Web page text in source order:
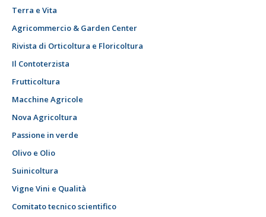
Terra e Vita
Agricommercio & Garden Center
Rivista di Orticoltura e Floricoltura
Il Contoterzista
Frutticoltura
Macchine Agricole
Nova Agricoltura
Passione in verde
Olivo e Olio
Suinicoltura
Vigne Vini e Qualità
Comitato tecnico scientifico